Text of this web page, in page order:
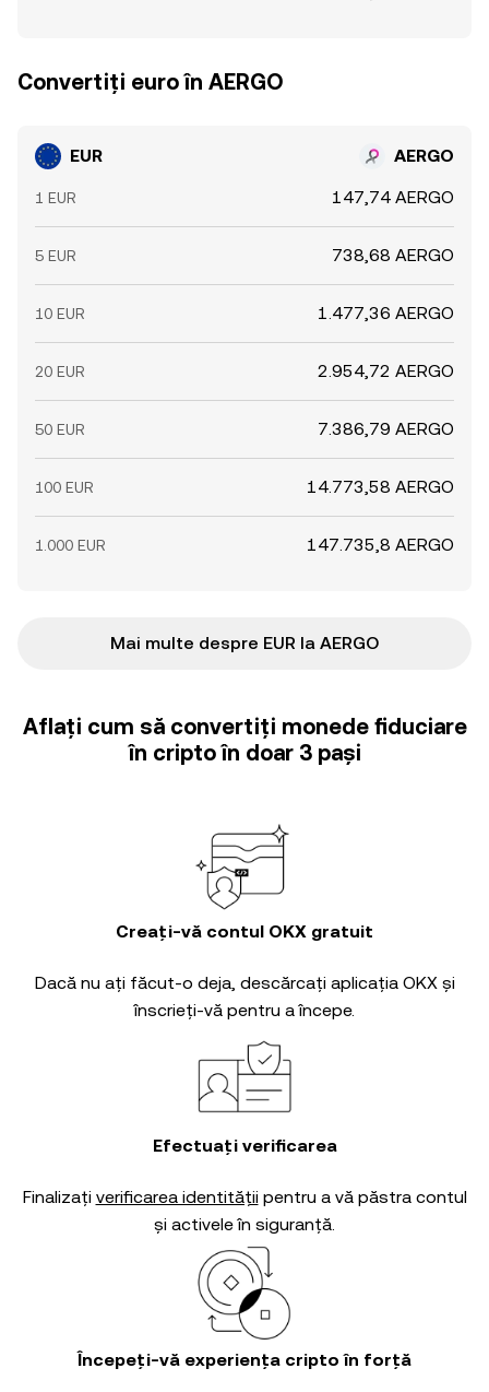
Convertiți euro în AERGO
EUR AERGO
1 EUR 147,74 AERGO
5 EUR 738,68 AERGO
10 EUR 1.477,36 AERGO
20 EUR 2.954,72 AERGO
50 EUR 7.386,79 AERGO
100 EUR 14.773,58 AERGO
1.000 EUR 147.735,8 AERGO
Mai multe despre EUR la AERGO
Aflați cum să convertiți monede fiduciare
în cripto în doar 3 pași
Creați-vă contul OKX gratuit
Dacă nu ați făcut-o deja, descărcați aplicația OKX și
înscrieți-vă pentru a începe.
Efectuați verificarea
Finalizați verificarea identității pentru a vă păstra contul
și activele în siguranță.
Începeți-vă experiența cripto în forță